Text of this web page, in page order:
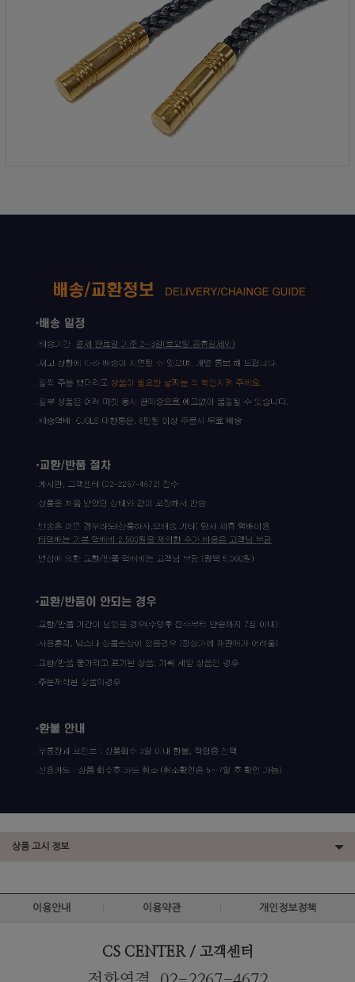
상품 고시 정보
이용안내 이용약관 개인정보정책
CS CENTER / 고객센터